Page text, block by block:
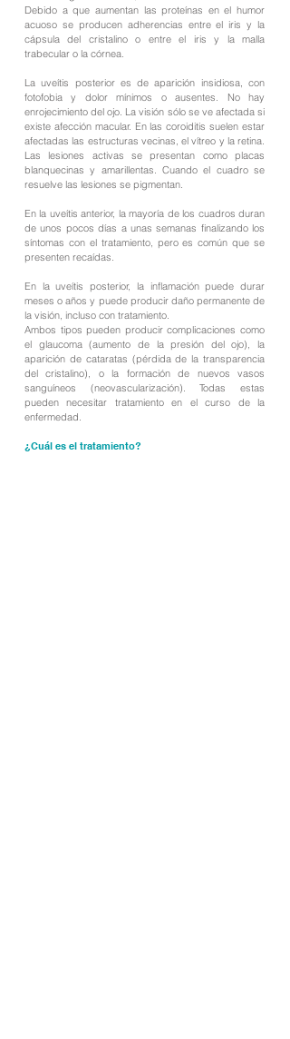
Debido a que aumentan las proteínas en el humor
acuoso se producen adherencias entre el iris y la
cápsula del cristalino o entre el iris y la malla
trabecular o la córnea.
La uveítis posterior es de aparición insidiosa, con
fotofobia y dolor mínimos o ausentes. No hay
enrojecimiento del ojo. La visión sólo se ve afectada si
existe afección macular. En las coroiditis suelen estar
afectadas las estructuras vecinas, el vítreo y la retina.
Las lesiones activas se presentan como placas
blanquecinas y amarillentas. Cuando el cuadro se
resuelve las lesiones se pigmentan.
En la uveítis anterior, la mayoría de los cuadros duran
de unos pocos días a unas semanas finalizando los
síntomas con el tratamiento, pero es común que se
presenten recaídas.
En la uveítis posterior, la inflamación puede durar
meses o años y puede producir daño permanente de
la visión, incluso con tratamiento.
Ambos tipos pueden producir complicaciones como
el glaucoma (aumento de la presión del ojo), la
aparición de cataratas (pérdida de la transparencia
del cristalino), o la formación de nuevos vasos
sanguíneos (neovascularización). Todas estas
pueden necesitar tratamiento en el curso de la
enfermedad.
¿Cuál es el tratamiento?